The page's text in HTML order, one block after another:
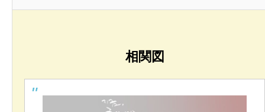
相関図